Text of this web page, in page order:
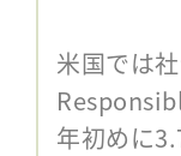
米国では
年初めに